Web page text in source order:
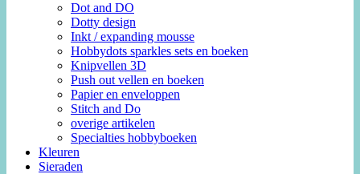
Dot and DO
Dotty design
Inkt / expanding mousse
Hobbydots sparkles sets en boeken
Knipvellen 3D
Push out vellen en boeken
Papier en enveloppen
Stitch and Do
overige artikelen
Specialties hobbyboeken
Kleuren
Sieraden